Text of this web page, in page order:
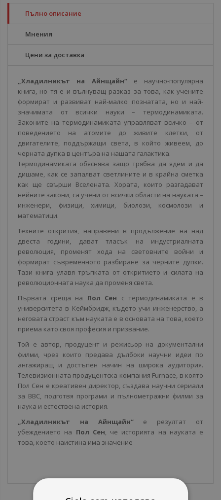
Пълно описание
Мнения
Цени за доставка
„Хладилникът на Айнщайн“ е научно-популярна
книга, но тя е и вълнуващ разказ за това, как учените
формират и развиват най-малко познатата, но и най-
значимата от всички науки – термодинамиката.
Законите на термодинамиката управляват всичко – от
поведението на атомите до живите клетки, от
двигателите, поддържащи света, в който живеем, до
черната дупка в центъра на нашата галактика.
Термодинамиката обяснява защо трябва да ядем и да
дишаме, как се запалват светлините и в крайна сметка
как ще свърши Вселената. Хората, които разгадават
нейните закони, са учени от всички области на науката –
инженери, физици, химици, биолози, космолози и
математици.
Техните открития, направени в продължение на над
двеста години, дават тласък на индустриалната
революция, променят хода на световните войни и
формират съвременното разбиране за черните дупки.
Тази книга улавя тръпката от откритието и силата на
революционната наука да променя света.
Първата среща на Пол Сен с термодинамиката е в
университета в Кеймбридж, където учи инженерство, а
неговата страст към науката е в основата на това, което
приема като своя професия и призвание.
Той е автор, продуцент и режисьор на документални
филми, чрез които предава дълбоки научни идеи по
ангажиращ и достъпен начин на широка аудитория.
Телевизионната продуцентска компания Furnace, в която
Пол Сен е креативен директор, създава научни сериали
за BBC, подготвя програми и пълнометражни филми за
наука и естествена история.
„Хладилникът на Айнщайн“е резултат от
убеждението на Пол Сен, че историята на науката е
това, което наистина има значение